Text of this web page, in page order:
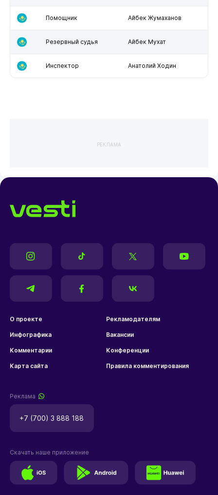
Помощник Айбек Жумаханов
Резервный судья Айбек Мухат
Инспектор Анатолий Ходин
РЕКЛАМА
О проекте Рекламодателям
Инфографика Вакансии
Комментарии Конференции
Карта сайта Правила комментирования
Реклама
+7 (700) 3 888 188
Скачать наше приложение